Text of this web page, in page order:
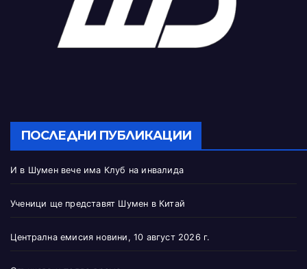
ПОСЛЕДНИ ПУБЛИКАЦИИ
И в Шумен вече има Клуб на инвалида
Ученици ще представят Шумен в Китай
Централна емисия новини, 10 август 2026 г.